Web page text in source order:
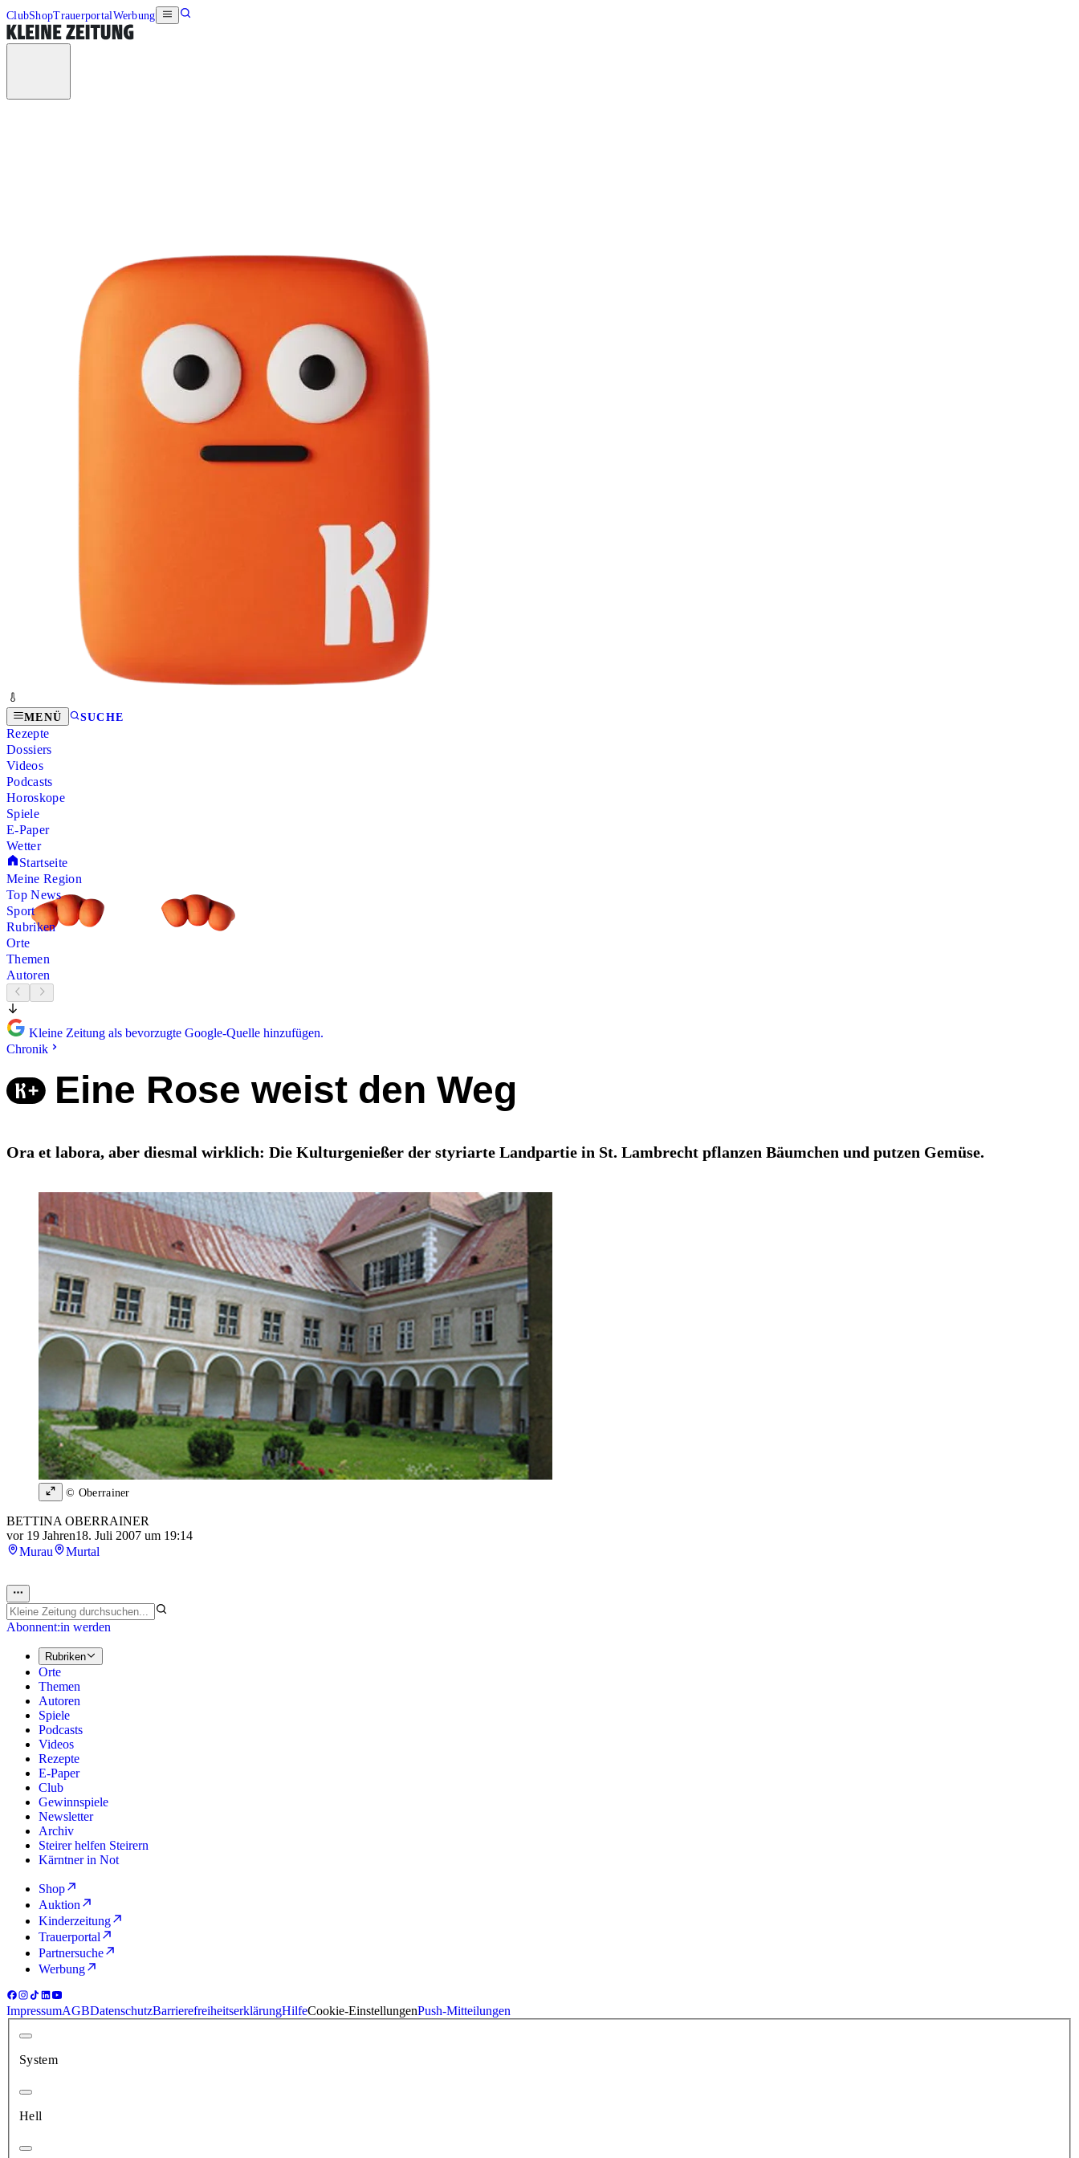
ClubShopTrauerportalWerbung
MENÜ SUCHE
Rezepte
Dossiers
Videos
Podcasts
Horoskope
Spiele
E-Paper
Wetter
Startseite
Meine Region
Top News
Sport
Rubriken
Orte
Themen
Autoren
Kleine Zeitung als bevorzugte Google-Quelle hinzufügen.
Chronik
Eine Rose weist den Weg
Ora et labora, aber diesmal wirklich: Die Kulturgenießer der styriarte Landpartie in St. Lambrecht pflanzen Bäumchen und putzen Gemüse.
© Oberrainer
BETTINA OBERRAINER
vor 19 Jahren18. Juli 2007 um 19:14
Murau
Murtal
Abonnent:in werden
Rubriken
Orte
Themen
Autoren
Spiele
Podcasts
Videos
Rezepte
E-Paper
Club
Gewinnspiele
Newsletter
Archiv
Steirer helfen Steirern
Kärntner in Not
Shop
Auktion
Kinderzeitung
Trauerportal
Partnersuche
Werbung
ImpressumAGBDatenschutzBarrierefreiheitserklärungHilfeCookie-EinstellungenPush-Mitteilungen
System
Hell